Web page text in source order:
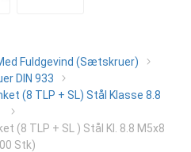
Fuldgevind (Sætskruer)
DIN 933
(8 TLP + SL) Stål Klasse 8.8
(8 TLP + SL ) Stål Kl. 8.8 M5x8
Stk)